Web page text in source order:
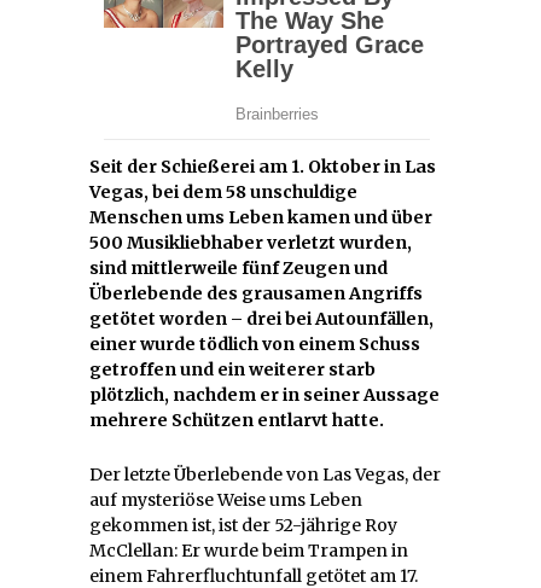
Seit der Schießerei am 1. Oktober in Las
Vegas, bei dem 58 unschuldige
Menschen ums Leben kamen und über
500 Musikliebhaber verletzt wurden,
sind mittlerweile fünf Zeugen und
Überlebende des grausamen Angriffs
getötet worden – drei bei Autounfällen,
einer wurde tödlich von einem Schuss
getroffen und ein weiterer starb
plötzlich, nachdem er in seiner Aussage
mehrere Schützen entlarvt hatte.
Der letzte Überlebende von Las Vegas, der
auf mysteriöse Weise ums Leben
gekommen ist, ist der 52-jährige Roy
McClellan: Er wurde beim Trampen in
einem Fahrerfluchtunfall getötet am 17.